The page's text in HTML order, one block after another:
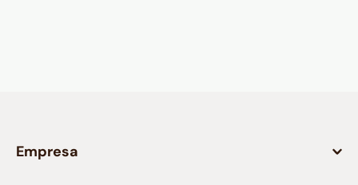
Empresa